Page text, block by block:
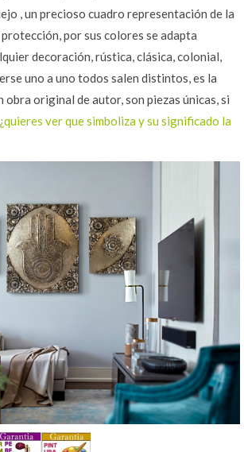
, un precioso cuadro representación de la
por sus colores se adapta
decoración, rústica, clásica, colonial,
uno a uno todos salen distintos, es la
obra original de autor, son piezas únicas, si
¿quieres ver que simboliza y su significado la